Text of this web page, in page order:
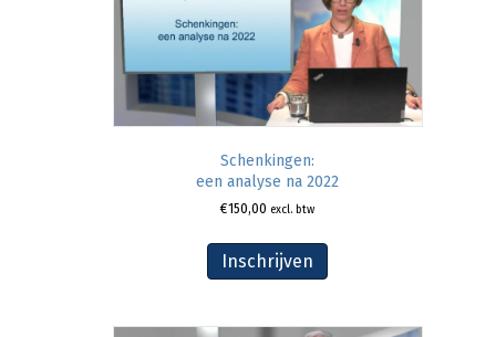
Schenkingen:
een analyse na 2022
€150,00 excl. btw
Inschrijven